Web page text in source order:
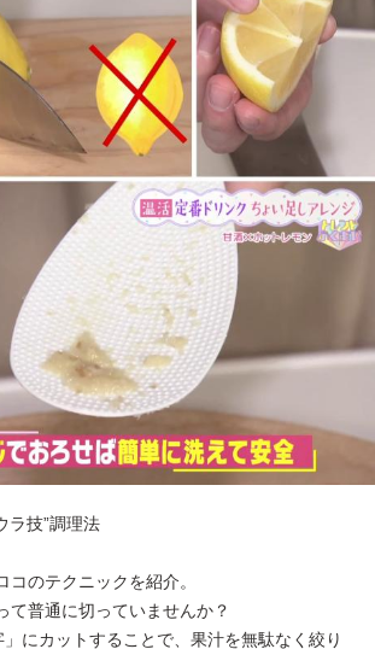
ラ技”調理法
コのテクニックを紹介。
て普通に切っていませんか？
にカットすることで、果汁を無駄なく絞り